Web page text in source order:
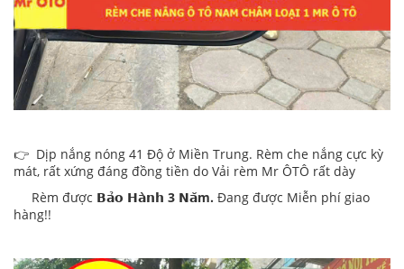
👉 Dịp nắng nóng 41 Độ ở Miền Trung. Rèm che nắng cực kỳ
mát, rất xứng đáng đồng tiền do Vải rèm Mr ÔTÔ rất dày
Rèm được 𝗕𝗮̉𝗼 𝗛𝗮̀𝗻𝗵 3 𝗡𝗮̆m. Đang được Miễn phí giao
hàng!!